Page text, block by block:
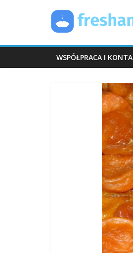
WSPÓŁPRACA I